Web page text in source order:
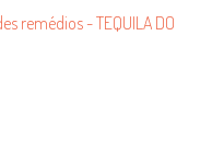
remédios - TEQUILA DO